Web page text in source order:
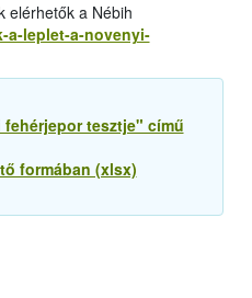
elérhetők a Nébih
a-leplet-a-novenyi-
tesztje" című
formában (xlsx)